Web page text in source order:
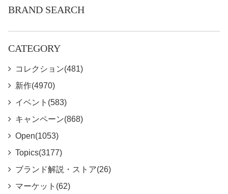
BRAND SEARCH
CATEGORY
コレクション(481)
新作(4970)
イベント(583)
キャンペーン(868)
Open(1053)
Topics(3177)
ブランド解説・ストア(26)
マーケット(62)